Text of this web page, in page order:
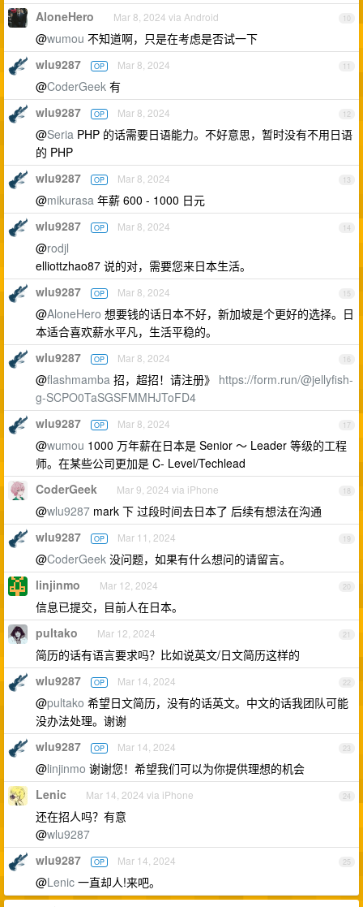
10
AloneHero Mar 8, 2024 via Android
@wumou 不知道啊，只是在考虑是否试一下
11
wlu9287 OP Mar 8, 2024
@CoderGeek 有
12
wlu9287 OP Mar 8, 2024
@Seria PHP 的话需要日语能力。不好意思，暂时没有不用日语
的 PHP
13
wlu9287 OP Mar 8, 2024
@mikurasa 年薪 600 - 1000 日元
14
wlu9287 OP Mar 8, 2024
@rodjl
elliottzhao87 说的对，需要您来日本生活。
15
wlu9287 OP Mar 8, 2024
@AloneHero 想要钱的话日本不好，新加坡是个更好的选择。日
本适合喜欢薪水平凡，生活平稳的。
16
wlu9287 OP Mar 8, 2024
@flashmamba 招，超招！请注册》 https://form.run/@jellyfish-
g-SCPO0TaSGSFMMHJToFD4
17
wlu9287 OP Mar 8, 2024
@wumou 1000 万年薪在日本是 Senior ～ Leader 等级的工程
师。在某些公司更加是 C- Level/Techlead
18
CoderGeek Mar 9, 2024 via iPhone
@wlu9287 mark 下 过段时间去日本了 后续有想法在沟通
19
wlu9287 OP Mar 11, 2024
@CoderGeek 没问题，如果有什么想问的请留言。
20
linjinmo Mar 12, 2024
信息已提交，目前人在日本。
21
pultako Mar 12, 2024
简历的话有语言要求吗？比如说英文/日文简历这样的
22
wlu9287 OP Mar 14, 2024
@pultako 希望日文简历，没有的话英文。中文的话我团队可能
没办法处理。谢谢
23
wlu9287 OP Mar 14, 2024
@linjinmo 谢谢您！希望我们可以为你提供理想的机会
24
Lenic Mar 14, 2024 via iPhone
还在招人吗？有意
@wlu9287
25
wlu9287 OP Mar 14, 2024
@Lenic 一直却人!来吧。